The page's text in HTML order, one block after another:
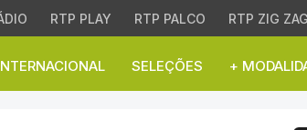
RTP PLAY RTP PALCO RTP ZIG ZAG
SELEÇÕES +